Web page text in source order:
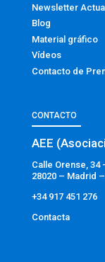
Newsletter
Blog
Material gráfico
Vídeos
Contacto de
CONTACTO
AEE
Calle Orense, 34
28020 – Madrid
+34 917 451 276
Contacta